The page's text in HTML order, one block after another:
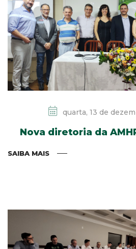
quarta, 13 de
Nova diretoria da
SAIBA MAIS